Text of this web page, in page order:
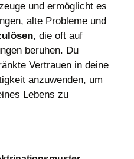
und ermöglicht es
alte Probleme und
, die oft auf
beruhen. Du
Vertrauen in deine
anzuwenden, um
Lebens zu